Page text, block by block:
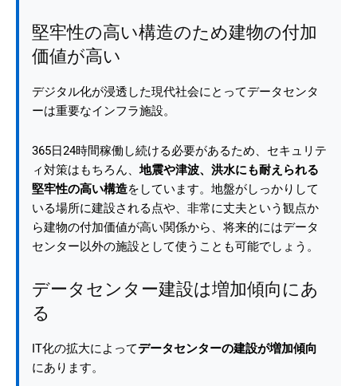
堅牢性の高い構造のため建物の付加
価値が高い
デジタル化が浸透した現代社会にとってデータセンタ
ーは重要なインフラ施設。
365日24時間稼働し続ける必要があるため、セキュリテ
ィ対策はもちろん、地震や津波、洪水にも耐えられる
堅牢性の高い構造をしています。地盤がしっかりして
いる場所に建設される点や、非常に丈夫という観点か
ら建物の付加価値が高い関係から、将来的にはデータ
センター以外の施設として使うことも可能でしょう。
データセンター建設は増加傾向にあ
る
IT化の拡大によってデータセンターの建設が増加傾向
にあります。